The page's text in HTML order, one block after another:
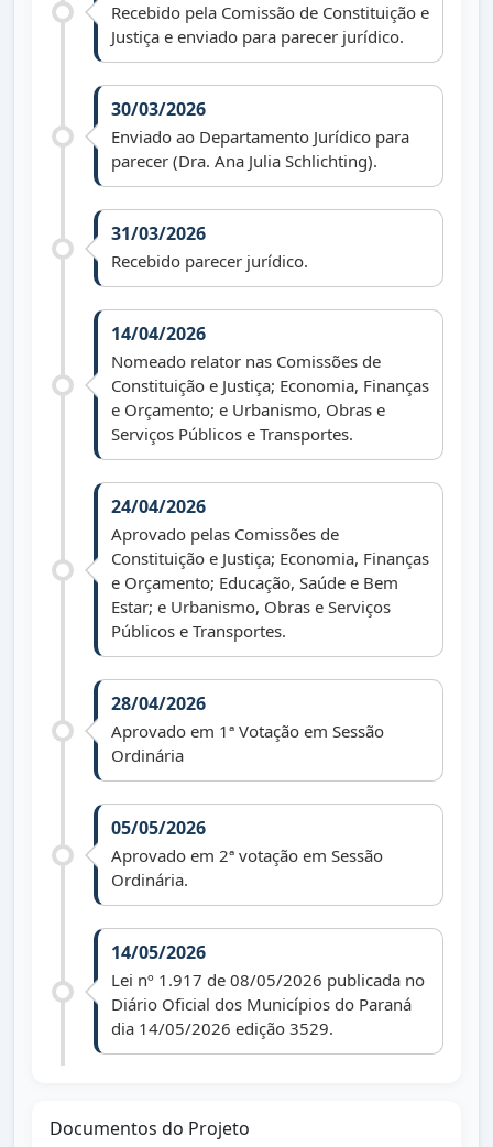
Recebido pela Comissão de Constituição e
Justiça e enviado para parecer jurídico.
30/03/2026
Enviado ao Departamento Jurídico para
parecer (Dra. Ana Julia Schlichting).
31/03/2026
Recebido parecer jurídico.
14/04/2026
Nomeado relator nas Comissões de
Constituição e Justiça; Economia, Finanças
e Orçamento; e Urbanismo, Obras e
Serviços Públicos e Transportes.
24/04/2026
Aprovado pelas Comissões de
Constituição e Justiça; Economia, Finanças
e Orçamento; Educação, Saúde e Bem
Estar; e Urbanismo, Obras e Serviços
Públicos e Transportes.
28/04/2026
Aprovado em 1ª Votação em Sessão
Ordinária
05/05/2026
Aprovado em 2ª votação em Sessão
Ordinária.
14/05/2026
Lei nº 1.917 de 08/05/2026 publicada no
Diário Oficial dos Municípios do Paraná
dia 14/05/2026 edição 3529.
Documentos do Projeto